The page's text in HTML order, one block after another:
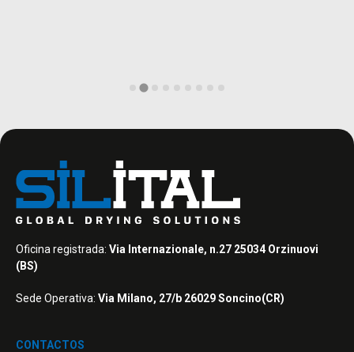
Oficina registrada: Via Internazionale, n.27 25034 Orzinuovi
(BS)
Sede Operativa: Via Milano, 27/b 26029 Soncino(CR)
CONTACTOS